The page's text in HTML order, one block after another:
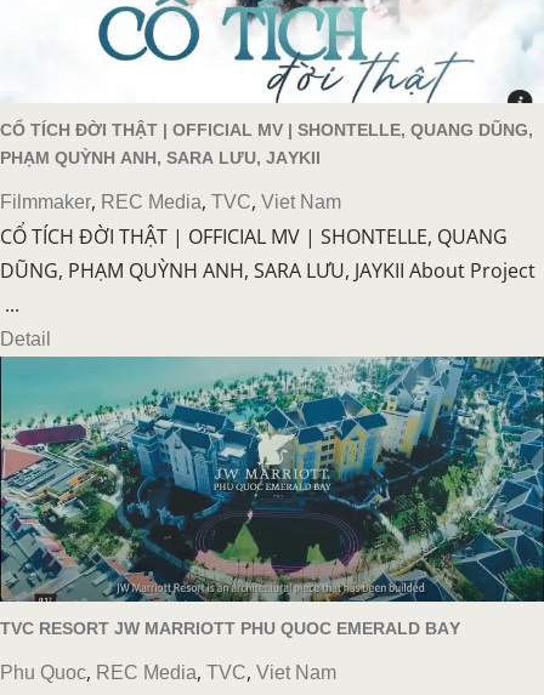
CỔ TÍCH ĐỜI THẬT | OFFICIAL MV | SHONTELLE, QUANG DŨNG,
PHẠM QUỲNH ANH, SARA LƯU, JAYKII
Filmmaker, REC Media, TVC, Viet Nam
CỔ TÍCH ĐỜI THẬT | OFFICIAL MV | SHONTELLE, QUANG
DŨNG, PHẠM QUỲNH ANH, SARA LƯU, JAYKII About Project
...
Detail
TVC RESORT JW MARRIOTT PHU QUOC EMERALD BAY
Phu Quoc, REC Media, TVC, Viet Nam